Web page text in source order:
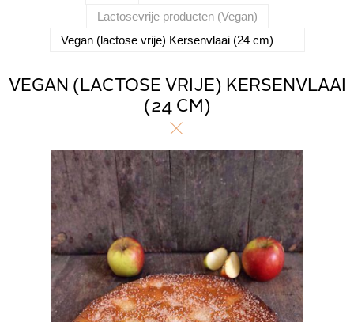
Lactosevrije producten (Vegan)
Vegan (lactose vrije) Kersenvlaai (24 cm)
VEGAN (LACTOSE VRIJE) KERSENVLAAI
(24 CM)